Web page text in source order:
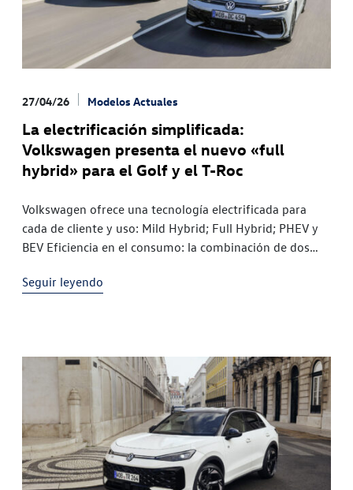
27/04/26 Modelos Actuales
La electrificación simplificada:
Volkswagen presenta el nuevo «full
hybrid» para el Golf y el T-Roc
Volkswagen ofrece una tecnología electrificada para
cada de cliente y uso: Mild Hybrid; Full Hybrid; PHEV y
BEV Eficiencia en el consumo: la combinación de dos
consume menos gasolina
Seguir leyendo